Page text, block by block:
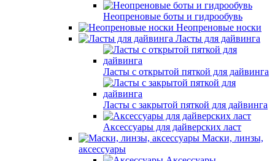
Неопреновые боты и гидрообувь
Неопреновые носки
Ласты для дайвинга
Ласты с открытой пяткой для дайвинга
Ласты с закрытой пяткой для дайвинга
Аксессуары для дайверских ласт
Маски, линзы,
аксессуары